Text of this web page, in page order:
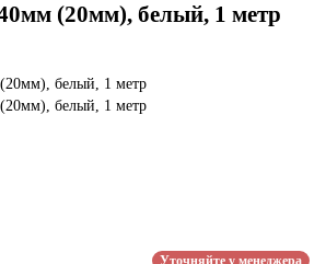
(20мм), белый, 1 метр
Уточняйте у менеджера